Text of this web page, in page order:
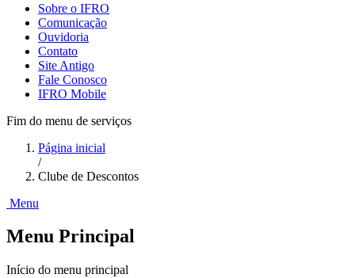
Sobre o IFRO
Comunicação
Ouvidoria
Contato
Site Antigo
Fale Conosco
IFRO Mobile
Fim do menu de serviços
Página inicial
/
Clube de Descontos
Menu
Menu Principal
Início do menu principal